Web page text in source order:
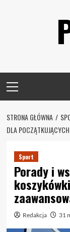
Menu
STRONA GŁÓWNA
DLA
Sport
Porady i
Redakcja 31